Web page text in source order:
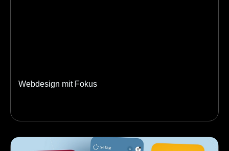
Webdesign mit Fokus